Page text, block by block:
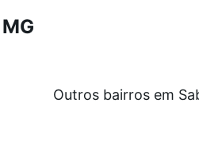
no processo de compra,
Outros bairros em